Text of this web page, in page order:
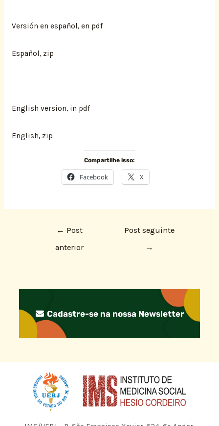
Versión en español, en pdf
Español, zip
English version, in pdf
English, zip
Compartilhe isso:
Facebook X
← Post
anterior
Post seguinte
→
Cadastre-se na nossa Newsletter